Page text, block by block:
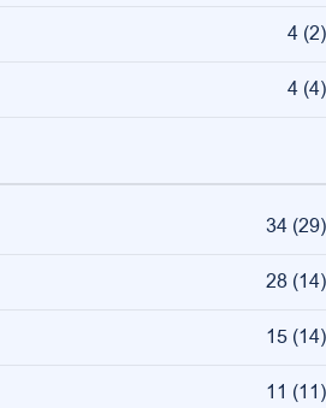
4 (2)
4 (4)
34 (29)
28 (14)
15 (14)
11 (11)